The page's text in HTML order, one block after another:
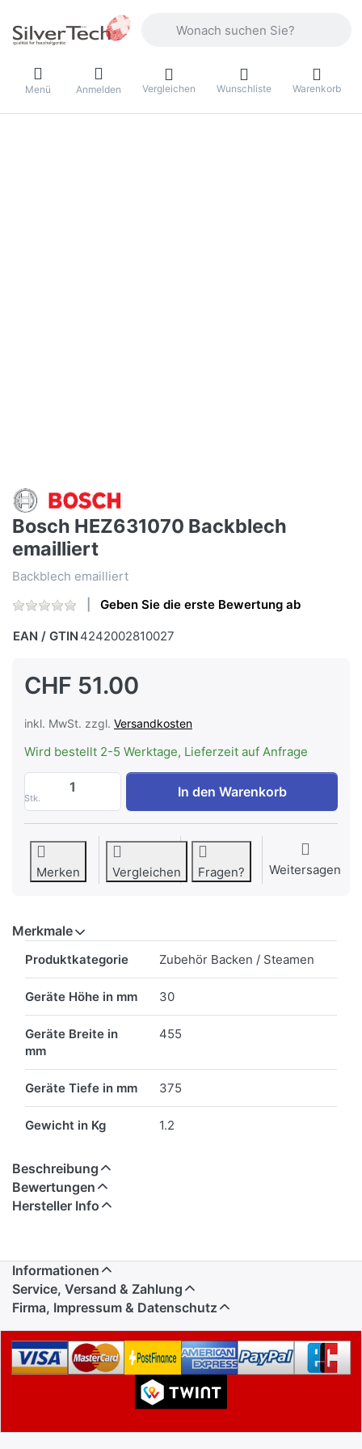
Menü Anmelden Vergleichen Wunschliste Warenkorb
Bosch HEZ631070 Backblech
emailliert
Backblech emailliert
Geben Sie die erste Bewertung ab
EAN / GTIN 4242002810027
CHF 51.00
inkl. MwSt. zzgl. Versandkosten
Wird bestellt 2-5 Werktage, Lieferzeit auf Anfrage
Stk.
Bosch HEZ631070 Backblech emailliert
In den Warenkorb
Merken Vergleichen Fragen? Weitersagen
Merkmale
Produktkategorie Zubehör Backen / Steamen
Geräte Höhe in mm 30
Geräte Breite in
mm
455
Geräte Tiefe in mm 375
Gewicht in Kg 1.2
Beschreibung
Bewertungen
Hersteller Info
Informationen
Service, Versand & Zahlung
Firma, Impressum & Datenschutz